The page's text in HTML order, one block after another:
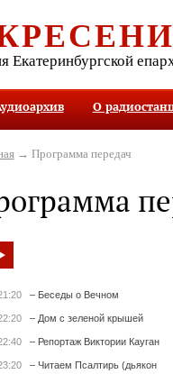
Екатеринбургской
О
→ Программа передач
– Беседы о Вечном
– Дом с зеленой крышей
– Репортаж Виктории Кауган
– Читаем Псалтирь (дьякон